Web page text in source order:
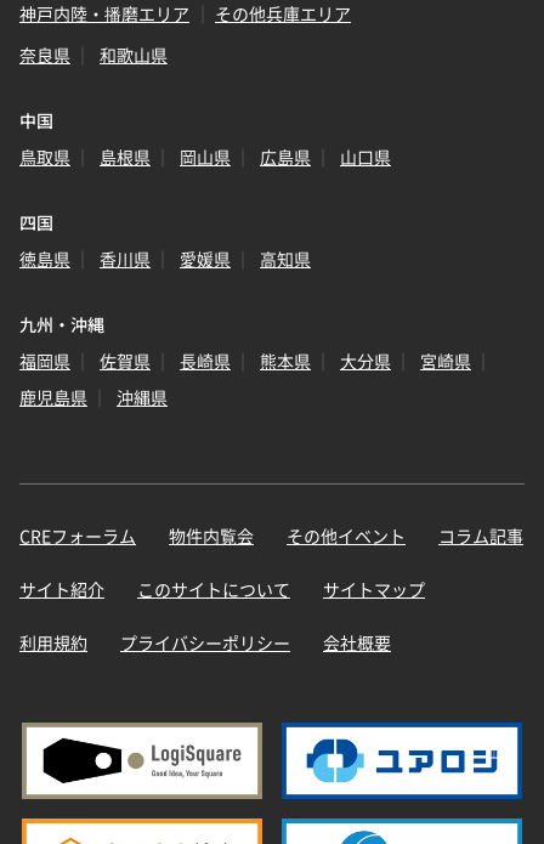
神戸内陸・播磨エリア
その他兵庫エリア
奈良県
和歌山県
中国
鳥取県
島根県 岡山県 広島県 山口県
四国
徳島県
香川県 愛媛県 高知県
九州・沖縄
福岡県
佐賀県 長崎県 熊本県 大分県
宮崎県
鹿児島県
沖縄県
CREフォーラム 物件内覧会 その他イベント コラム記事
サイト紹介 このサイトについて サイトマップ
利用規約 プライバシーポリシー 会社概要